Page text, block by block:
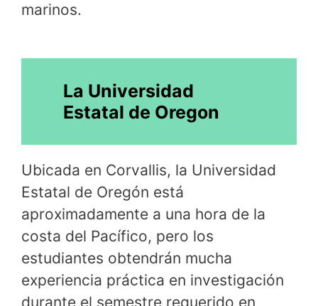
marinos.
La Universidad
Estatal de Oregon
Ubicada en Corvallis, la Universidad
Estatal de Oregón está
aproximadamente a una hora de la
costa del Pacífico, pero los
estudiantes obtendrán mucha
experiencia práctica en investigación
durante el semestre requerido en